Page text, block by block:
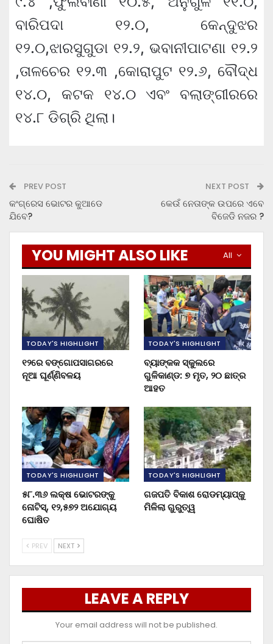
ବାରିପଦା ୧୨.୦, କେନ୍ଦୁଝର
୧୨.୦,ଝାରସୁଗୁଡା ୧୨.୨, ଭବାନୀପାଟଣା ୧୨.୨
,ତାଳଚେର ୧୨.୩ ,କୋରାପୁଟ ୧୨.୬, ବୌଦ୍ଧ
୧୪.୦, କଟକ ୧୪.୦ ଏବଂ ବଲାଙ୍ଗୀରରେ
୧୪.୮ ଡିଗ୍ରି ଥିଲା।
PREV POST
କଂଗ୍ରେସ ଭୋଟର କୁଆଡେ
ଯିବେ?
NEXT POST
କେଉଁ ନେତାଙ୍କ ଉପରେ ଏବେ
ବିଜେଡି ନଜର ?
All
YOU MIGHT ALSO LIKE
TODAY'S HIGHLIGHT
୧୨ରେ ବଙ୍ଗୋପସାଗରରେ
ନୂଆ ଘୂର୍ଣ୍ଣିବଳୟ
TODAY'S HIGHLIGHT
ବ୍ୟାଙ୍କକ ସ୍କୁଲରେ
ଗୁଳିକାଣ୍ଡ: ୭ ମୃତ, ୨୦ ଛାତ୍ର
ଆହତ
TODAY'S HIGHLIGHT
୫୮.୩୬ ଲକ୍ଷ ଭୋଟରଙ୍କୁ
ନୋଟିସ୍‌, ୧୨,୫୭୨ ଅଯୋଗ୍ୟ
ଘୋଷିତ
TODAY'S HIGHLIGHT
ଗଜପତି ବିକାଶ ରୋଡମ୍ୟାପ୍‌କୁ
ମିଳିଲା ଗୁରୁତ୍ୱ
PREV NEXT
LEAVE A REPLY
Your email address will not be published.